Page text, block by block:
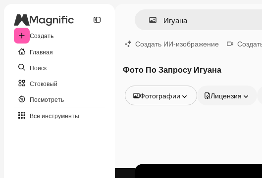
Создать
Главная
Поиск
Стоковый
Посмотреть
Все инструменты
Создать ИИ-изображение
Фото По Запросу Игуана
Фотографии
Видео
Лицензия